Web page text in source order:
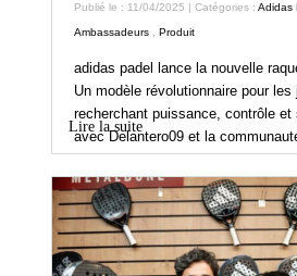
Publié le : 11/04/2025 | Catégories :Adidas
Ambassadeurs , Produit
adidas padel lance la nouvelle
Un modèle révolutionnaire pour
recherchant puissance, contrôle et
avec Delantero09 et la
Lire la suite